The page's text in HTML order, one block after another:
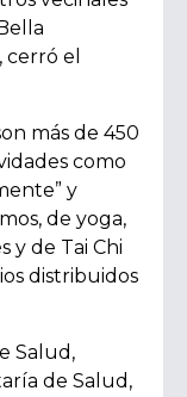
, cerró el
más de 450
como
y
de yoga,
y de Tai Chi
distribuidos
Salud,
de Salud,